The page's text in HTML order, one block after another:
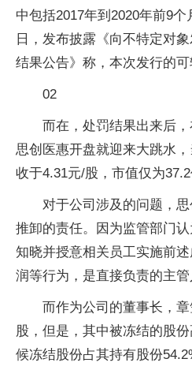
中包括2017年到2020年前9
日，发布披露《向不特定对
结果公告》称，本次发行的可
02
而在，处罚结果出来后，
思创医惠开盘就迎来大跳水，
收于4.31元/股，市值仅为37.2
对于公司涉及的问题，
推卸的责任。因为监管部门
知晓并授意相关员工实施前
润等行为，是直接负责的主管
而作为公司的董事长，
股，但是，其中被冻结的股
候冻结股份占其持有股份